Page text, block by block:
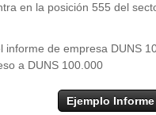
−
en la posición 555 del
de empresa DUNS
a DUNS 100.000
Ejemplo Informe